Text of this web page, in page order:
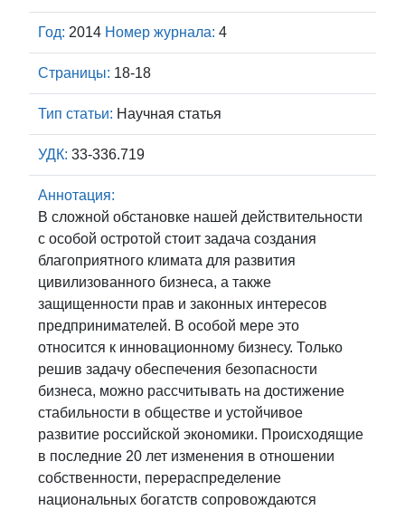
Год: 2014 Номер журнала: 4
Страницы: 18-18
Тип статьи: Научная статья
УДК: 33-336.719
Аннотация:
В сложной обстановке нашей действительности
с особой остротой стоит задача создания
благоприятного климата для развития
цивилизованного бизнеса, а также
защищенности прав и законных интересов
предпринимателей. В особой мере это
относится к инновационному бизнесу. Только
решив задачу обеспечения безопасности
бизнеса, можно рассчитывать на достижение
стабильности в обществе и устойчивое
развитие российской экономики. Происходящие
в последние 20 лет изменения в отношении
собственности, перераспределение
национальных богатств сопровождаются